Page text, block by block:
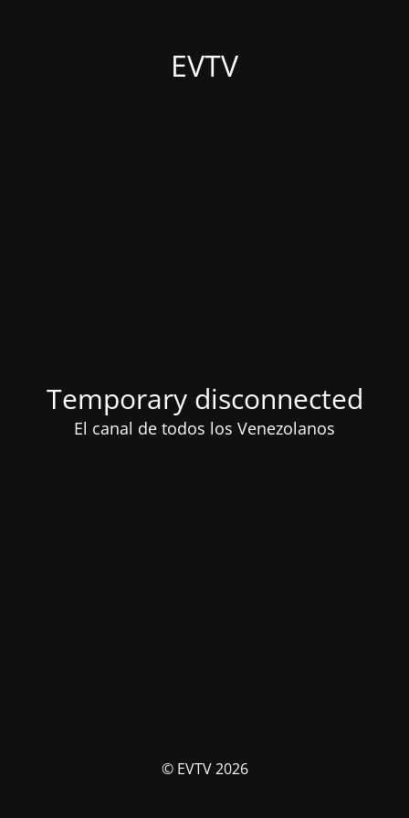
EVTV
Temporary disconnected
El canal de todos los Venezolanos
© EVTV 2026